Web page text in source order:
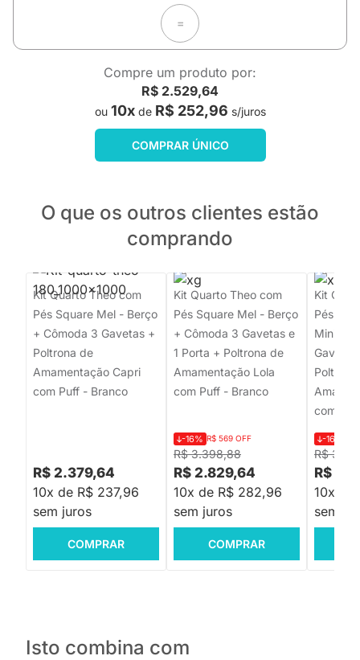
=
Compre um produto por:
R$ 2.529,64
ou 10xde R$ 252,96 s/juros
COMPRAR ÚNICO
O que os outros clientes estão
comprando
Kit Quarto Theo com
Pés Square Mel - Berço
+ Cômoda 3 Gavetas +
Poltrona de
Amamentação Capri
com Puff - Branco
R$ 2.379,64
10x de R$ 237,96
sem juros
COMPRAR
Kit Quarto Theo com
Pés Square Mel - Berço
+ Cômoda 3 Gavetas e
1 Porta + Poltrona de
Amamentação Lola
com Puff - Branco
R$ 3.398,88
-16% R$ 569 OFF
R$ 2.829,64
10x de R$ 282,96
sem juros
COMPRAR
Kit
Pés
Mini
com
R$
-16%
R$
10x de
sem
Isto combina com